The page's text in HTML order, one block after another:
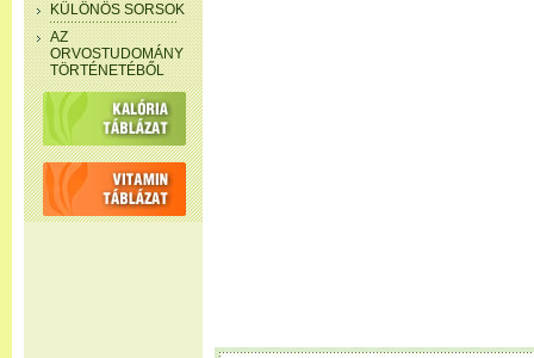
KÜLÖNÖS SORSOK
AZ
ORVOSTUDOMÁNY
TÖRTÉNETÉBŐL